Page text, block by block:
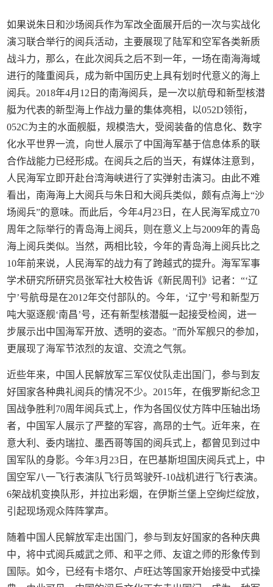
如果说朱日和沙场阅兵作为军改全面展开后的一次与实战化
演习联合举行的阅兵活动，主要展现了陆军和空军各类新质
战斗力，那么，在此次阅兵之后不到一年，一场在南海海域
进行的隆重阅兵，成为新中国历史上具有划时代意义的海上
阅兵。2018年4月12日的南海阅兵，是一次以航母和新型核潜
艇为代表的新型海上作战力量的集体亮相，以052D领衔，
052C为主的水面舰艇，规模浩大，受阅装备的信息化、数字
化水平世界一流，向世人展示了中国海军基于信息体系的联
合作战能力已经形成。在阅兵之后的当天，有媒体注意到，
人民海军立即开赴台湾海峡进行了实弹射击演习。由此不难
看出，南海海上大阅兵与朱日和大阅兵类似，颇有点海上“沙
场阅兵”的意味。而此后，今年4月23日，在人民海军成立70
周年之际举行的青岛海上阅兵，则在意义上与2009年的青岛
海上阅兵类似。当然，两相比较，今年的青岛海上阅兵比之
10年前来说，人民海军的战力有了跨越式的提升。海军军事
学术研究所研究员张军社大校告诉《新民周刊》记者：“‘辽
宁’号航母是在2012年交付部队的。今年，‘辽宁’号和新型万
吨大驱逐舰‘南昌’号，还有新型核潜艇一起接受检阅，进一
步展示出中国海军开放、透明的姿态。”而外军舰只的参加，
更展现了海军节浓烈的友谊、交流之气氛。
近些年来，中国人民解放军三军仪仗队走出国门，参与到友
好国家各种典礼阅兵的情况不少。2015年，在俄罗斯纪念卫
国战争胜利70周年阅兵式上，作为各国仪仗方阵中压轴出场
者，中国军人展示了严整的军容，高昂的士气。近年来，在
意大利、委内瑞拉、墨西哥等国的阅兵式上，都曾见到过中
国军队的身影。今年3月23日，在巴基斯坦国庆阅兵式上，中
国空军八一飞行表演队飞行员驾驶歼-10战机进行飞行表演。
6架战机变换队形，并拉出彩烟，在伊斯兰堡上空绚烂绽放，
引起现场观众阵阵掌声。
随着中国人民解放军走出国门，参与到友好国家的各种庆典
中，将中式阅兵威武之师、和平之师、友谊之师的形象传到
国际。如今，已经有卡塔尔、卢旺达等国家开始接受中式操